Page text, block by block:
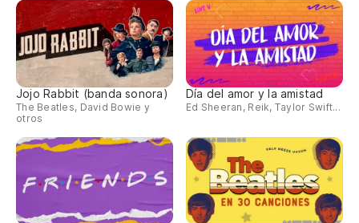
Jojo Rabbit (banda sonora)
The Beatles, David Bowie y
otros
Día del amor y la amistad
Ed Sheeran, Reik, Taylor Swift...